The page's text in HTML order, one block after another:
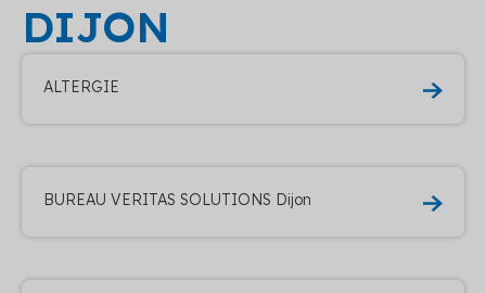
DIJON
ALTERGIE
BUREAU VERITAS SOLUTIONS Dijon